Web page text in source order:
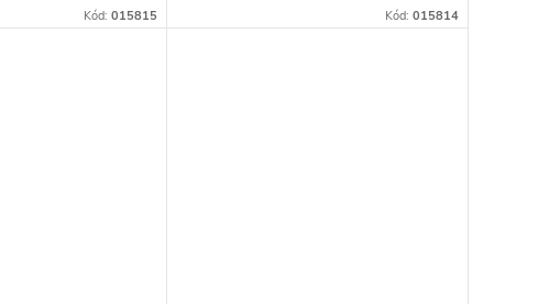
Kód: 015815 Kód: 015814